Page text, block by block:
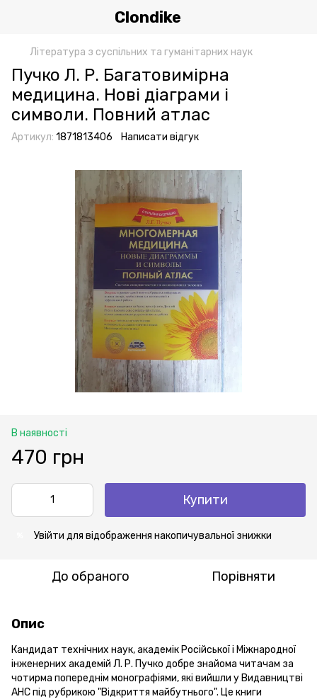
Clondike
Література з суспільних та гуманітарних наук
Пучко Л. Р. Багатовимірна
медицина. Нові діаграми і
символи. Повний атлас
Артикул: 1871813406 Написати відгук
В наявності
470 грн
Купити
Увійти для відображення накопичувальної знижки
До обраного Порівняти
Опис
Кандидат технічних наук, академік Російської і Міжнародної
інженерних академій Л. Р. Пучко добре знайома читачам за
чотирма попереднім монографіями, які вийшли у Видавництві
АНС під рубрикою "Відкриття майбутнього". Це книги